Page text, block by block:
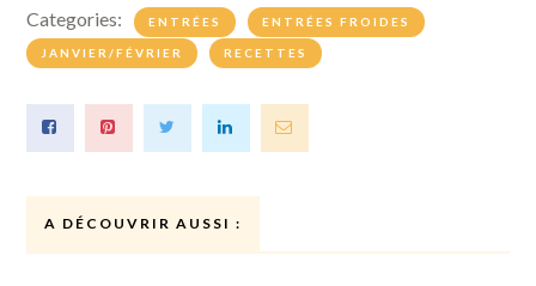
Categories: ENTRÉES ENTRÉES FROIDES
JANVIER/FÉVRIER RECETTES
A DÉCOUVRIR AUSSI :